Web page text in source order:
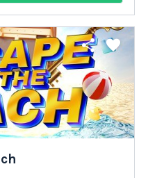
share favorite